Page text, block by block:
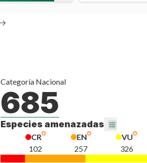
Categoría Nacional
685
Especies amenazadas
CR
102
EN
257
VU
326